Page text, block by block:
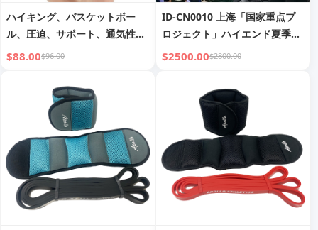
ハイキング、バスケットボー
ル、圧迫、サポート、通気性、
半月板関節、ランニング、膝の
スポーツ膝サポーター
$88.00$96.00
ID-CN0010 上海「国家重点プ
ロジェクト」ハイエンド夏季研
修キャンプ
$2500.00$2800.00